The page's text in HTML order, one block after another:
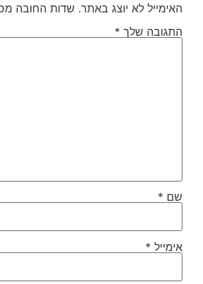
האימייל לא יוצג באתר. שדות החובה
התגובה שלך *
שם *
אימייל *